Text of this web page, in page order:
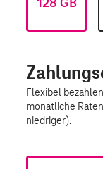
Flexibel
monatliche
niedriger).